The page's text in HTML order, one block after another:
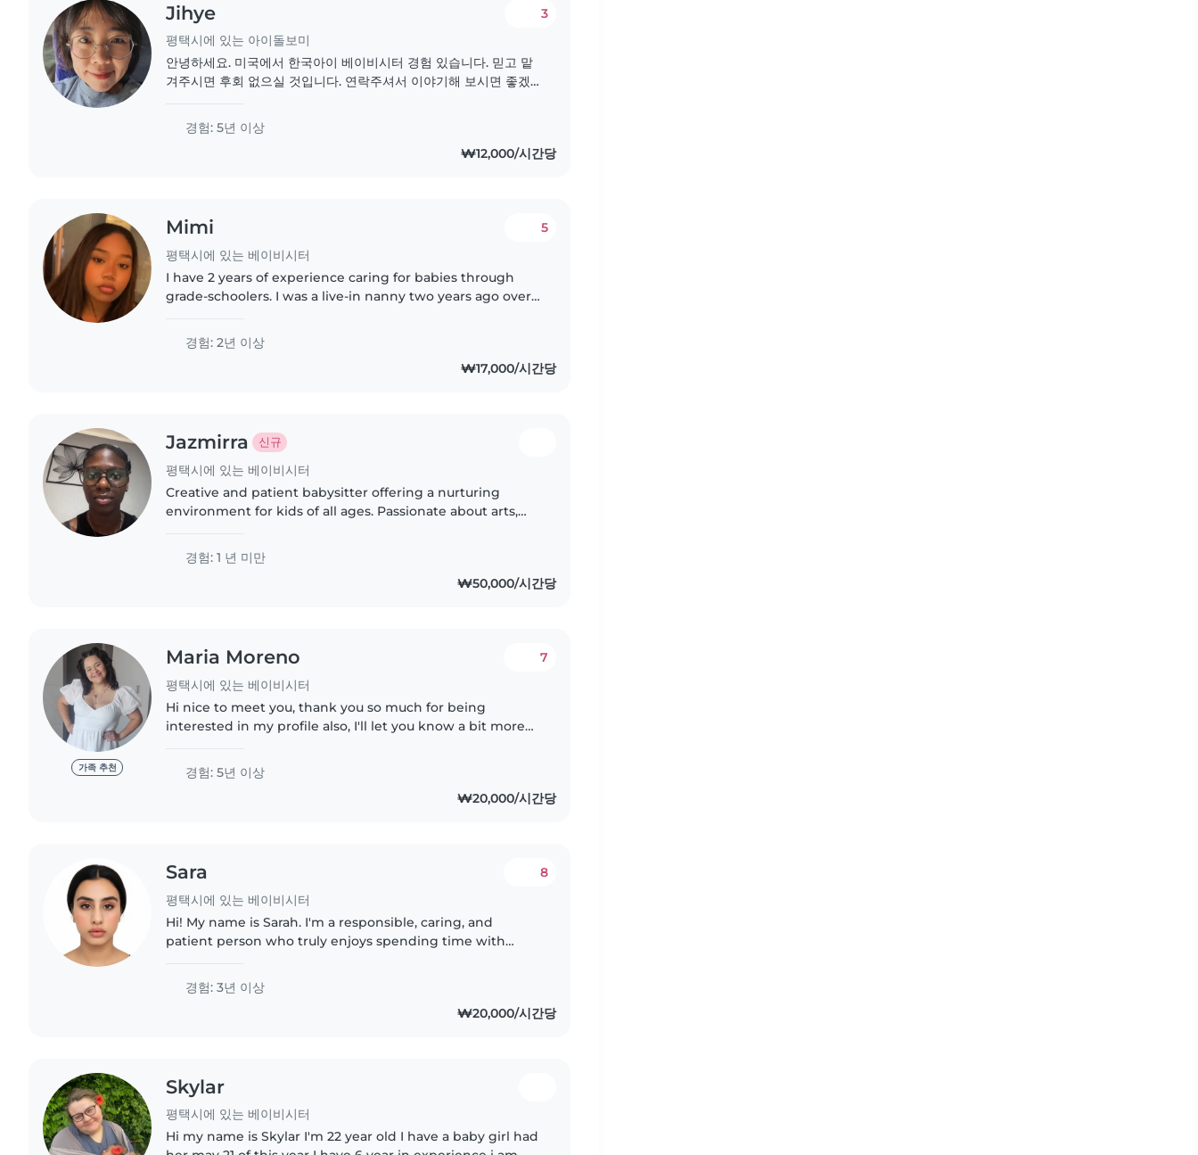
Jihye
평택시에 있는 아이돌보미
3
안녕하세요. 미국에서 한국아이 베이비시터 경험 있습니다. 믿고 맡
겨주시면 후회 없으실 것입니다. 연락주셔서 이야기해 보시면 좋겠
경험: 5년 이상
₩12,000/시간당
Mimi
평택시에 있는 베이비시터
5
I have 2 years of experience caring for babies through
grade-schoolers. I was a live-in nanny two years ago over
spanish,..
경험: 2년 이상
₩17,000/시간당
Jazmirra 신규
평택시에 있는 베이비시터
Creative and patient babysitter offering a nurturing
environment for kids of all ages. Passionate about arts,
homework, or light..
경험: 1 년 미만
₩50,000/시간당
가족 추천
Maria Moreno
평택시에 있는 베이비시터
7
Hi nice to meet you, thank you so much for being
interested in my profile also, I'll let you know a bit more
I am a highly motivated..
경험: 5년 이상
₩20,000/시간당
Sara
평택시에 있는 베이비시터
8
Hi! My name is Sarah. I'm a responsible, caring, and
patient person who truly enjoys spending time with
경험: 3년 이상
₩20,000/시간당
Skylar
평택시에 있는 베이비시터
Hi my name is Skylar I'm 22 year old I have a baby girl had